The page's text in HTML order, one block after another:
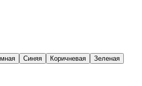
Синяя Коричневая Зеленая